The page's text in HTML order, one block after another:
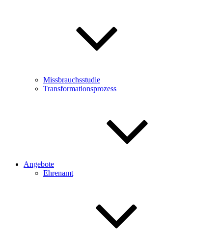
Missbrauchsstudie
Transformationsprozess
Angebote
Ehrenamt